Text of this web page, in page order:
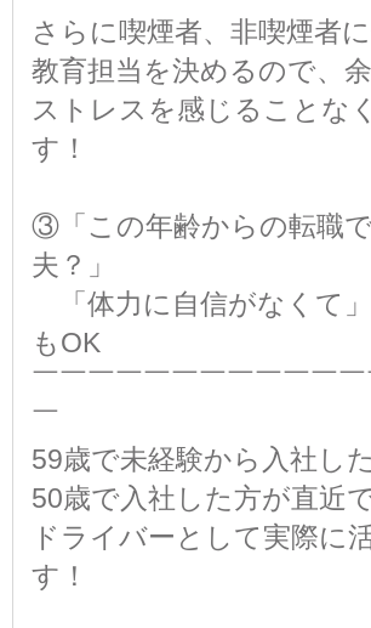
さらに喫煙者、非喫煙者
教育担当を決めるので、
ストレスを感じることな
す！
③「この年齢からの転職
夫？」
「体力に自信がなくて
もOK
￣￣￣￣￣￣￣￣￣￣￣
￣
59歳で未経験から入社し
50歳で入社した方が直近
ドライバーとして実際に
す！